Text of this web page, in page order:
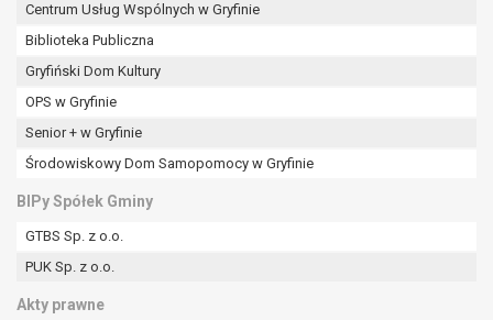
Centrum Usług Wspólnych w Gryfinie
Biblioteka Publiczna
Gryfiński Dom Kultury
OPS w Gryfinie
Senior + w Gryfinie
Środowiskowy Dom Samopomocy w Gryfinie
BIPy Spółek Gminy
GTBS Sp. z o.o.
PUK Sp. z o.o.
Akty prawne